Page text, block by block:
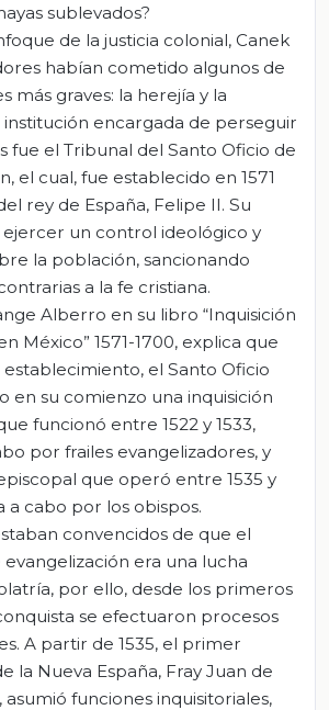
sublevados?
de la justicia colonial, Canek
habían cometido algunos de
más graves: la herejía y la
institución encargada de perseguir
fue el Tribunal del Santo Oficio de
el cual, fue establecido en 1571
rey de España, Felipe II. Su
un control ideológico y
la población, sancionando
a la fe cristiana.
Alberro en su libro “Inquisición
México” 1571-1700, explica que
establecimiento, el Santo Oficio
en su comienzo una inquisición
funcionó entre 1522 y 1533,
por frailes evangelizadores, y
que operó entre 1535 y
a cabo por los obispos.
convencidos de que el
era una lucha
por ello, desde los primeros
se efectuaron procesos
A partir de 1535, el primer
la Nueva España, Fray Juan de
asumió funciones inquisitoriales,